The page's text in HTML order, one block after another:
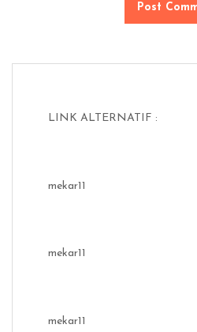
LINK ALTERNATIF :
mekar11
mekar11
mekar11